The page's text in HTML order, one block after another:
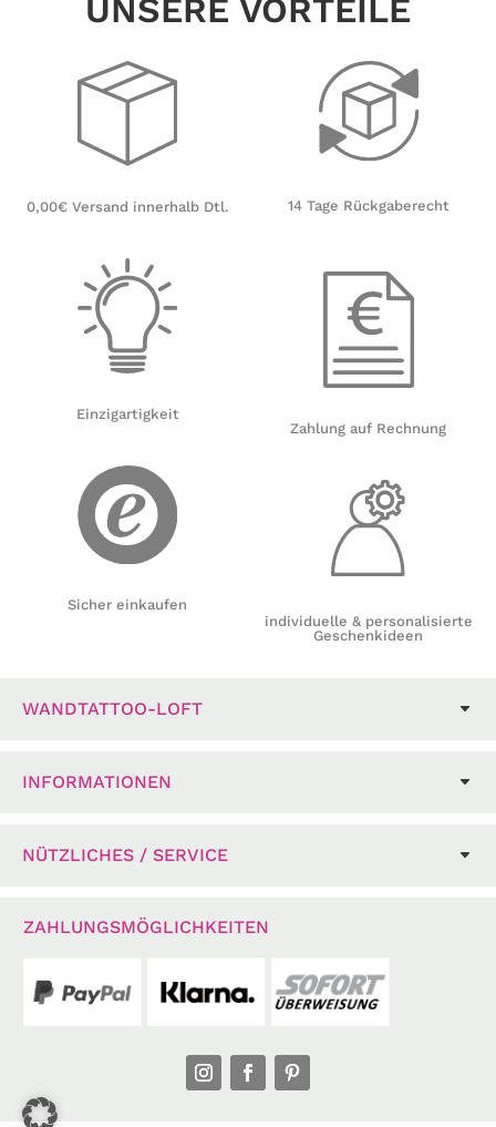
UNSERE VORTEILE
0,00€ Versand innerhalb Dtl.
Einzigartigkeit
Sicher einkaufen
14 Tage Rückgaberecht
Zahlung auf Rechnung
individuelle & personalisierte
Geschenkideen
WANDTATTOO-LOFT
INFORMATIONEN
NÜTZLICHES / SERVICE
ZAHLUNGSMÖGLICHKEITEN